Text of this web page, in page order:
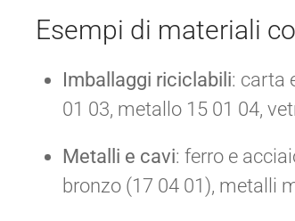
Esempi di materiali
Imballaggi riciclabili: carta
01 03, metallo 15 01 04,
Metalli e cavi: ferro e
bronzo (17 04 01), metalli